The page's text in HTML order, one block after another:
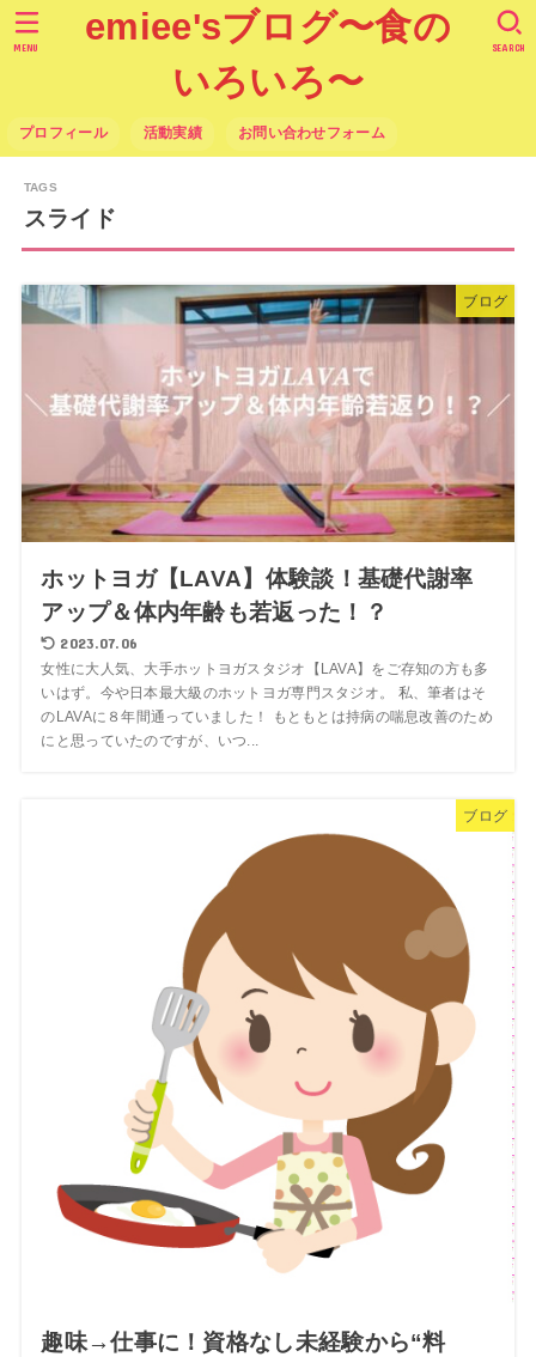
emiee'sブログ〜食の
いろいろ〜
プロフィール 活動実績 お問い合わせフォーム
SEARCH
MENU
スライド
ブログ
ホットヨガ【LAVA】体験談！基礎代謝率
アップ＆体内年齢も若返った！？
2023.07.06
女性に大人気、大手ホットヨガスタジオ【LAVA】をご存知の方も多
いはず。今や日本最大級のホットヨガ専門スタジオ。 私、筆者はそ
のLAVAに８年間通っていました！ もともとは持病の喘息改善のため
にと思っていたのですが、いつ...
ブログ
趣味→仕事に！資格なし未経験から“料